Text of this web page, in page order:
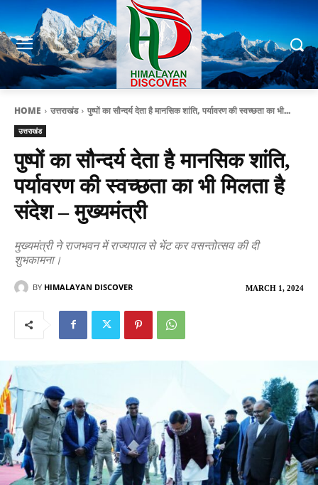
HOME उत्तराखंड पुष्पों का सौन्दर्य देता है मानसिक शांति, पर्यावरण की स्वच्छता का भी...
उत्तराखंड
पुष्पों का सौन्दर्य देता है मानसिक शांति,
पर्यावरण की स्वच्छता का भी मिलता है
संदेश – मुख्यमंत्री
मुख्यमंत्री ने राजभवन में राज्यपाल से भेंट कर वसन्तोत्सव की दी
शुभकामना।
MARCH 1, 2024
BY HIMALAYAN DISCOVER